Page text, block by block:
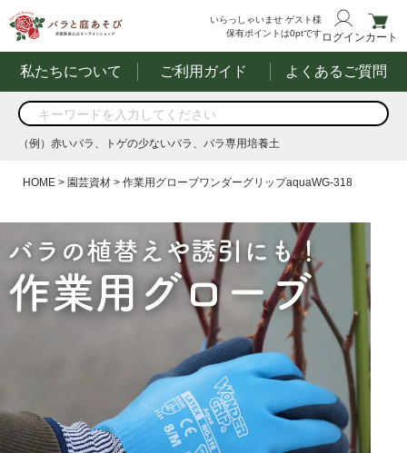
いらっしゃいませ ゲスト様
保有ポイントは0ptですログインカート
私たちについて ご利用ガイド よくあるご質問
商品を検索
する
（例）赤いバラ、トゲの少ないバラ、バラ専用培養土
（例）赤いバラ、トゲの少ないバラ、バラ専用培養土
HOME 園芸資材 作業用グローブワンダーグリップaquaWG-318